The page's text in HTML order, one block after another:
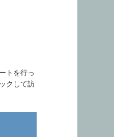
トを行っ
クして訪